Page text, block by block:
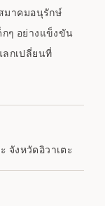
มาคมอนุรักษ์
กๆ อย่างแข็งขัน
กเปลี่ยนที่
จังหวัดอิวาเตะ